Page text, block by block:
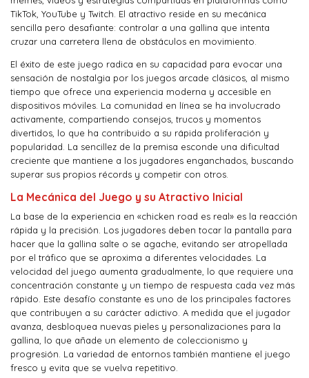
TikTok, YouTube y Twitch. El atractivo reside en su mecánica
sencilla pero desafiante: controlar a una gallina que intenta
cruzar una carretera llena de obstáculos en movimiento.
El éxito de este juego radica en su capacidad para evocar una
sensación de nostalgia por los juegos arcade clásicos, al mismo
tiempo que ofrece una experiencia moderna y accesible en
dispositivos móviles. La comunidad en línea se ha involucrado
activamente, compartiendo consejos, trucos y momentos
divertidos, lo que ha contribuido a su rápida proliferación y
popularidad. La sencillez de la premisa esconde una dificultad
creciente que mantiene a los jugadores enganchados, buscando
superar sus propios récords y competir con otros.
La Mecánica del Juego y su Atractivo Inicial
La base de la experiencia en «chicken road es real» es la reacción
rápida y la precisión. Los jugadores deben tocar la pantalla para
hacer que la gallina salte o se agache, evitando ser atropellada
por el tráfico que se aproxima a diferentes velocidades. La
velocidad del juego aumenta gradualmente, lo que requiere una
concentración constante y un tiempo de respuesta cada vez más
rápido. Este desafío constante es uno de los principales factores
que contribuyen a su carácter adictivo. A medida que el jugador
avanza, desbloquea nuevas pieles y personalizaciones para la
gallina, lo que añade un elemento de coleccionismo y
progresión. La variedad de entornos también mantiene el juego
fresco y evita que se vuelva repetitivo.